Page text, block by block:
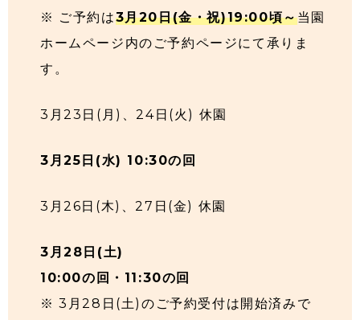
※ ご予約は3月20日(金・祝)19:00頃～当園
ホームページ内のご予約ページにて承りま
す。
3月23日(月)、24日(火) 休園
3月25日(水) 10:30の回
3月26日(木)、27日(金) 休園
3月28日(土)
10:00の回・11:30の回
※ 3月28日(土)のご予約受付は開始済みで